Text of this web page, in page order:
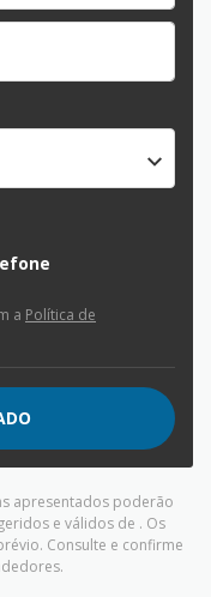
a Política de
apresentados poderão
e válidos de . Os
Consulte e confirme